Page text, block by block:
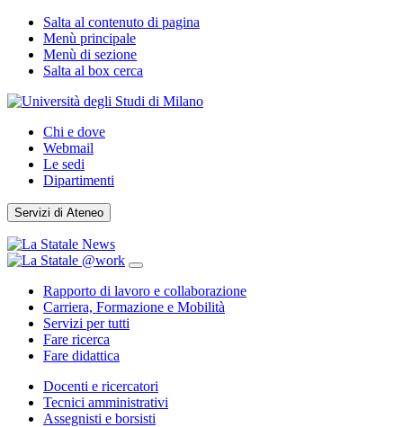
Salta al contenuto di pagina
Menù principale
Menù di sezione
Salta al box cerca
Chi e dove
Webmail
Le sedi
Dipartimenti
Servizi di Ateneo
Rapporto di lavoro e collaborazione
Carriera, Formazione e Mobilità
Servizi per tutti
Fare ricerca
Fare didattica
Docenti e ricercatori
Tecnici amministrativi
Assegnisti e borsisti